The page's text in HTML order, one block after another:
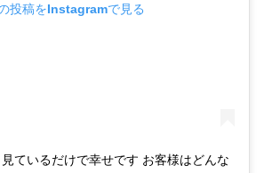
投稿をInstagramで見る
ているだけで幸せです お客様はどんな